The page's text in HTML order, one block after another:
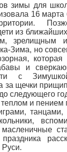
зимы для
16 марта
из
зрелищным
Зима, но
и
с
за щечки
следующего
теплом и